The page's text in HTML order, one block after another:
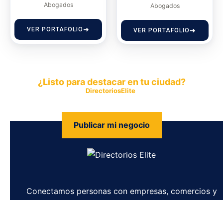
Abogados
VER PORTAFOLIO
Abogados
VER PORTAFOLIO
¿Listo para destacar en tu ciudad?
DirectoriosElite
Publicar mi negocio
Conectamos personas con empresas, comercios y